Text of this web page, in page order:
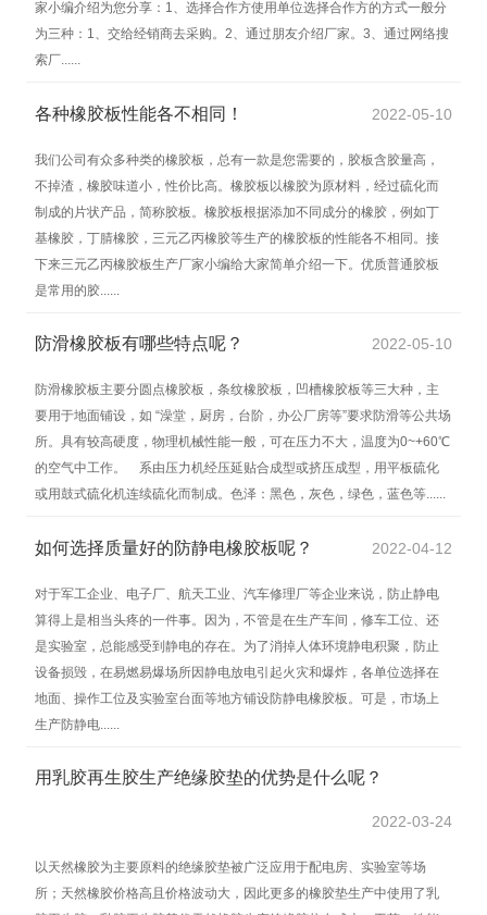
家小编介绍为您分享：1、选择合作方使用单位选择合作方的方式一般分
为三种：1、交给经销商去采购。2、通过朋友介绍厂家。3、通过网络搜
索厂......
各种橡胶板性能各不相同！ 2022-05-10
我们公司有众多种类的橡胶板，总有一款是您需要的，胶板含胶量高，
不掉渣，橡胶味道小，性价比高。橡胶板以橡胶为原材料，经过硫化而
制成的片状产品，简称胶板。橡胶板根据添加不同成分的橡胶，例如丁
基橡胶，丁腈橡胶，三元乙丙橡胶等生产的橡胶板的性能各不相同。接
下来三元乙丙橡胶板生产厂家小编给大家简单介绍一下。优质普通胶板
是常用的胶......
防滑橡胶板有哪些特点呢？ 2022-05-10
防滑橡胶板主要分圆点橡胶板，条纹橡胶板，凹槽橡胶板等三大种，主
要用于地面铺设，如 “澡堂，厨房，台阶，办公厂房等”要求防滑等公共场
所。具有较高硬度，物理机械性能一般，可在压力不大，温度为0~+60℃
的空气中工作。 系由压力机经压延贴合成型或挤压成型，用平板硫化
或用鼓式硫化机连续硫化而制成。色泽：黑色，灰色，绿色，蓝色等......
如何选择质量好的防静电橡胶板呢？ 2022-04-12
对于军工企业、电子厂、航天工业、汽车修理厂等企业来说，防止静电
算得上是相当头疼的一件事。因为，不管是在生产车间，修车工位、还
是实验室，总能感受到静电的存在。为了消掉人体环境静电积聚，防止
设备损毁，在易燃易爆场所因静电放电引起火灾和爆炸，各单位选择在
地面、操作工位及实验室台面等地方铺设防静电橡胶板。可是，市场上
生产防静电......
用乳胶再生胶生产绝缘胶垫的优势是什么呢？
2022-03-24
以天然橡胶为主要原料的绝缘胶垫被广泛应用于配电房、实验室等场
所；天然橡胶价格高且价格波动大，因此更多的橡胶垫生产中使用了乳